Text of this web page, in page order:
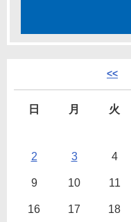
<<
日 月 火
2 3 4
9 10 11
16 17 18